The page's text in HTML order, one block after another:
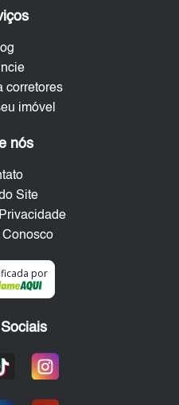
corretores
imóvel
nós
Site
Conosco
por